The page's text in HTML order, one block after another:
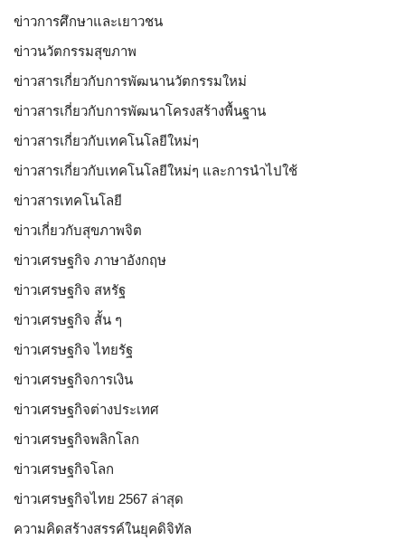
ข่าวการศึกษาและเยาวชน
ข่าวนวัตกรรมสุขภาพ
ข่าวสารเกี่ยวกับการพัฒนานวัตกรรมใหม่
ข่าวสารเกี่ยวกับการพัฒนาโครงสร้างพื้นฐาน
ข่าวสารเกี่ยวกับเทคโนโลยีใหม่ๆ
ข่าวสารเกี่ยวกับเทคโนโลยีใหม่ๆ และการนำไปใช้
ข่าวสารเทคโนโลยี
ข่าวเกี่ยวกับสุขภาพจิต
ข่าวเศรษฐกิจ ภาษาอังกฤษ
ข่าวเศรษฐกิจ สหรัฐ
ข่าวเศรษฐกิจ สั้น ๆ
ข่าวเศรษฐกิจ ไทยรัฐ
ข่าวเศรษฐกิจการเงิน
ข่าวเศรษฐกิจต่างประเทศ
ข่าวเศรษฐกิจพลิกโลก
ข่าวเศรษฐกิจโลก
ข่าวเศรษฐกิจไทย 2567 ล่าสุด
ความคิดสร้างสรรค์ในยุคดิจิทัล